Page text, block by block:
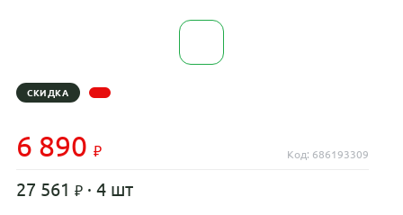
СКИДКА
6 890 Код: 686193309
27 561 · 4 шт